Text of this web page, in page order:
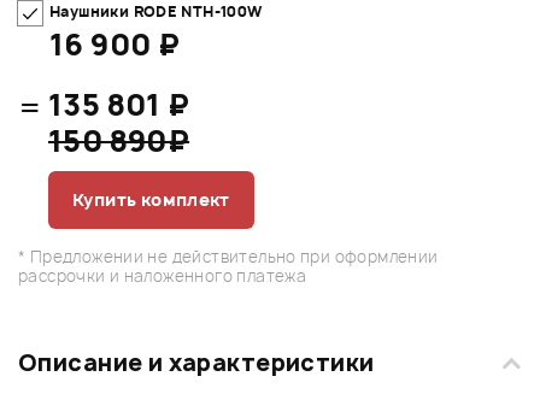
Наушники RODE NTH-100W
16 900 ₽
= 135 801 ₽
150 890₽
Купить комплект
* Предложении не действительно при оформлении
рассрочки и наложенного платежа
Описание и характеристики